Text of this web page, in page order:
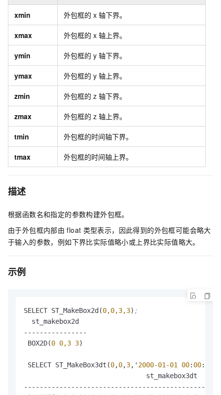
xmin 外包框的 x 轴下界。
xmax 外包框的 x 轴上界。
ymin 外包框的 y 轴下界。
ymax 外包框的 y 轴上界。
zmin 外包框的 z 轴下界。
zmax 外包框的 z 轴上界。
tmin 外包框的时间轴下界。
tmax 外包框的时间轴上界。
描述
根据函数名和指定的参数构建外包框。
由于外包框内部由 float 类型表示，因此得到的外包框可能会略大
于输入的参数，例如下界比实际值略小或上界比实际值略大。
示例
SELECT ST_MakeBox2d(0,0,3,3) ;
  st_makebox2d
----------------
BOX2D(0 0,3 3)
SELECT ST_MakeBox3dt(0,0,3,' 2000-01-01 00: 00: